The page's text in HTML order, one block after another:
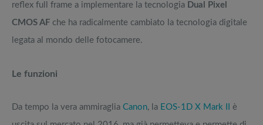
reflex full frame a implementare la tecnologia Dual Pixel
CMOS AF che ha radicalmente cambiato la tecnologia digitale
legata al mondo delle fotocamere.
Le funzioni
Da tempo la vera ammiraglia Canon, la EOS-1D X Mark II
è